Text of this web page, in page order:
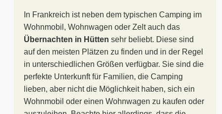
In Frankreich ist neben dem typischen Camping im
Wohnmobil, Wohnwagen oder Zelt auch das
Übernachten in Hütten sehr beliebt. Diese sind
auf den meisten Plätzen zu finden und in der Regel
in unterschiedlichen Größen verfügbar. Sie sind die
perfekte Unterkunft für Familien, die Camping
lieben, aber nicht die Möglichkeit haben, sich ein
Wohnmobil oder einen Wohnwagen zu kaufen oder